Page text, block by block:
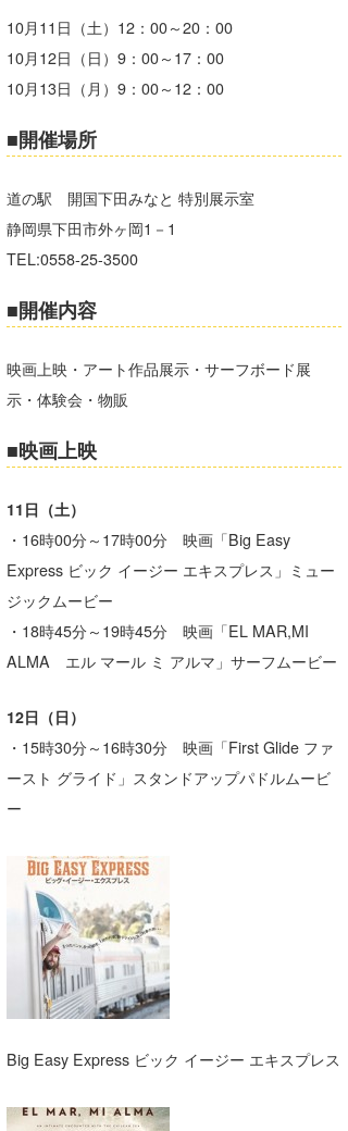
10月11日（土）12：00～20：00
10月12日（日）9：00～17：00
10月13日（月）9：00～12：00
■開催場所
道の駅 開国下田みなと 特別展示室
静岡県下田市外ヶ岡1－1
TEL:0558-25-3500
■開催内容
映画上映・アート作品展示・サーフボード展
示・体験会・物販
■映画上映
11日（土）
・16時00分～17時00分 映画「Big Easy
Express ビック イージー エキスプレス」ミュー
ジックムービー
・18時45分～19時45分 映画「EL MAR,MI
ALMA エル マール ミ アルマ」サーフムービー
12日（日）
・15時30分～16時30分 映画「First Glide ファ
ースト グライド」スタンドアップパドルムービ
ー
Big Easy Express ビック イージー エキスプレス
Core Surf Japan
Naoya Kimoto
mitsuteru Kamio
Yoshiyuki Obata
arukasvision
DELTA FORCE SURF
熊谷素子
メディア
SURFMEDIA
WAVAL
波伝説アンバサダー/プロライダー
中浦“JET”章
嵯峨明日香
進士剛光
植村未来
NOBUFUKU
喜納海人
☆加藤
+☆maki☆+
Aichan
ECE
G◎Da
KID
KOBU
MIN
mitz
OYZ
VAGY
waka☆=
YUKI☆
たっちー
ハンマー
まっきー
波伝説